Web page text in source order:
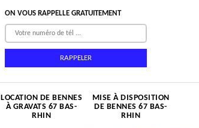
ON VOUS RAPPELLE GRATUITEMENT
LOCATION DE BENNES
À GRAVATS 67 BAS-
RHIN
MISE À DISPOSITION
DE BENNES 67 BAS-
RHIN